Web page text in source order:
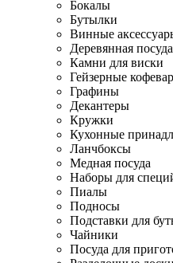
Бокалы
Бутылки
Винные
Деревянная посуда
Камни для виски
Гейзерные
Графины
Декантеры
Кружки
Кухонные
Ланчбоксы
Медная посуда
Наборы для
Пиалы
Подносы
Подставки для
Чайники
Посуда для